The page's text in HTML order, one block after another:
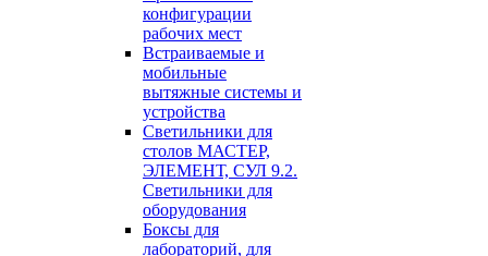
конфигурации
рабочих мест
Встраиваемые и
мобильные
вытяжные системы и
устройства
Светильники для
столов МАСТЕР,
ЭЛЕМЕНТ, СУЛ 9.2.
Светильники для
оборудования
Боксы для
лабораторий, для